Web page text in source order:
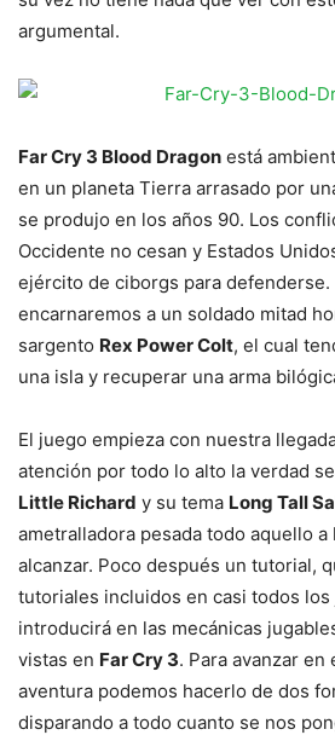
argumental.
Far Cry 3 Blood Dragon está
en un planeta Tierra arrasado por
se produjo en los años 90. Los
Occidente no cesan y Estados
ejército de ciborgs para defenderse.
encarnaremos a un soldado mitad
sargento Rex Power Colt, el cual
una isla y recuperar una arma
El juego empieza con nuestra
atención por todo lo alto la verdad
Little Richard y su tema Long Tall
ametralladora pesada todo aquello
alcanzar. Poco después un tutorial,
tutoriales incluidos en casi todos los
introducirá en las mecánicas
vistas en Far Cry 3. Para avanzar en
aventura podemos hacerlo de dos
disparando a todo cuanto se nos